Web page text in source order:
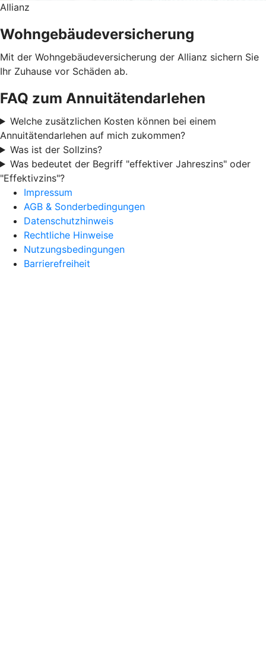
Allianz
Wohngebäudeversicherung
Mit der Wohngebäudeversicherung der Allianz sichern Sie
Ihr Zuhause vor Schäden ab.
FAQ zum Annuitätendarlehen
Welche zusätzlichen Kosten können bei einem
Annuitätendarlehen auf mich zukommen?
Was ist der Sollzins?
Was bedeutet der Begriff "effektiver Jahreszins" oder
"Effektivzins"?
Impressum
AGB & Sonderbedingungen
Datenschutzhinweis
Rechtliche Hinweise
Nutzungsbedingungen
Barrierefreiheit